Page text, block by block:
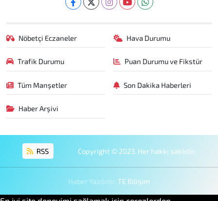
Nöbetçi Eczaneler Hava Durumu
Trafik Durumu Puan Durumu ve Fikstür
Tüm Manşetler Son Dakika Haberleri
Haber Arşivi
RSS Copyright © 2023. Her hakkı saklıdır.
Haber Yazılımı: TE Bilişim